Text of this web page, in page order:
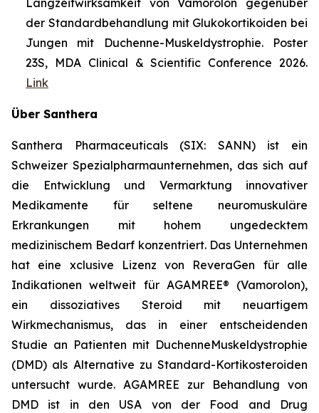
Langzeitwirksamkeit von Vamorolon gegenüber
der Standardbehandlung mit Glukokortikoiden bei
Jungen mit Duchenne-Muskeldystrophie. Poster
23S, MDA Clinical & Scientific Conference 2026.
Link
Über Santhera
Santhera Pharmaceuticals (SIX: SANN) ist ein
Schweizer Spezialpharmaunternehmen, das sich auf
die Entwicklung und Vermarktung innovativer
Medikamente für seltene neuromuskuläre
Erkrankungen mit hohem ungedecktem
medizinischem Bedarf konzentriert. Das Unternehmen
hat eine xclusive Lizenz von ReveraGen für alle
Indikationen weltweit für AGAMREE® (Vamorolon),
ein dissoziatives Steroid mit neuartigem
Wirkmechanismus, das in einer entscheidenden
Studie an Patienten mit DuchenneMuskeldystrophie
(DMD) als Alternative zu Standard-Kortikosteroiden
untersucht wurde. AGAMREE zur Behandlung von
DMD ist in den USA von der Food and Drug